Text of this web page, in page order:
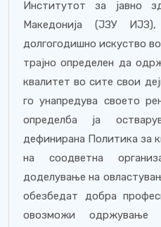
Институтот за јавно
Македонија (ЈЗУ
долгогодишно искуство
трајно определен да
квалитет во сите свои
го унапредува своето
определба ја
дефинирана Политика за
на соодветна
доделување на
обезбедат добра
овозможи одржување